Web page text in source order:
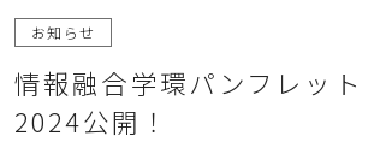
お知らせ
情報融合学環パンフレット
2024公開！